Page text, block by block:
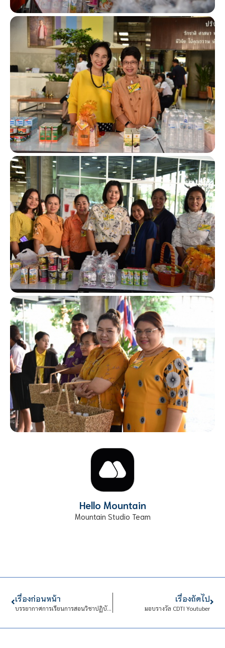
Hello Mountain
Mountain Studio Team
เรื่องก่อนหน้า
บรรยากาศการเรียนการสอนวิชาปฏิบัติงานเทคโนโลยีอิเล็กทรอนิกส์
เรื่องถัดไป
มอบรางวัล CDTI Youtuber